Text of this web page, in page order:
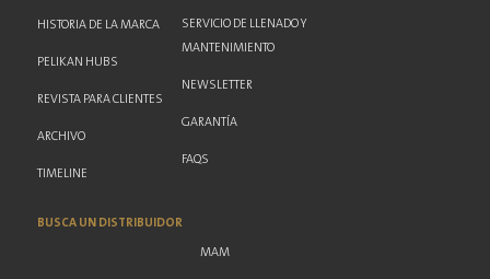
HISTORIA DE LA MARCA
PELIKAN HUBS
REVISTA PARA CLIENTES
ARCHIVO
TIMELINE
SERVICIO DE LLENADO Y
MANTENIMIENTO
NEWSLETTER
GARANTÍA
FAQS
BUSCA UN DISTRIBUIDOR
MAM